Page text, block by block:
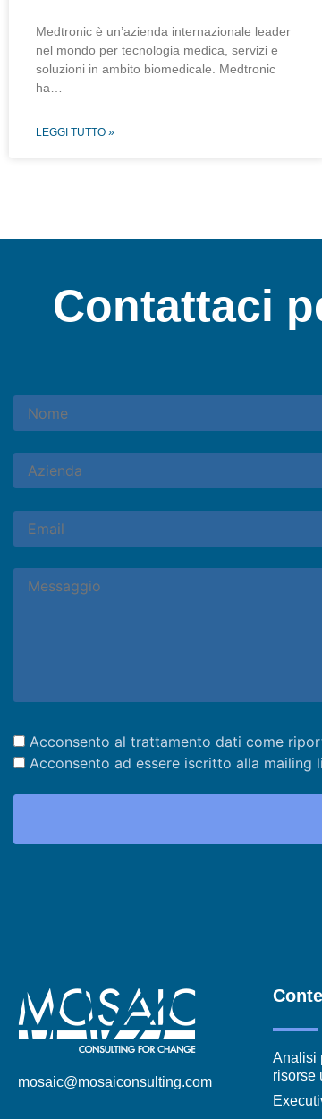
Medtronic è un’azienda internazionale leader
nel mondo per tecnologia medica, servizi e
soluzioni in ambito biomedicale. Medtronic
ha…
LEGGI TUTTO »
Contattaci
Acconsento al trattamento dati come
Acconsento ad essere iscritto alla mailing
mosaic@mosaiconsulting.com
Analisi
risorse